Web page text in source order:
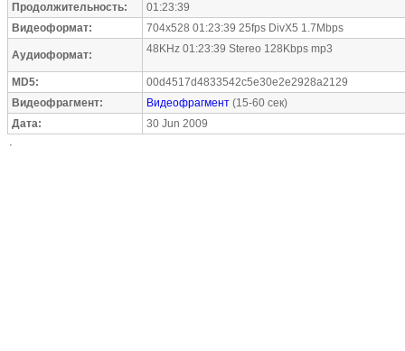
Продолжительность:
01:23:39
Видеоформат:
704x528 01:23:39 25fps DivX5 1.7Mbps
Аудиоформат: 48KHz 01:23:39 Stereo 128Kbps mp3
MD5:
00d4517d4833542c5e30e2e2928a2129
Видеофрагмент:
Видеофрагмент (15-60 сек)
Дата:
30 Jun 2009